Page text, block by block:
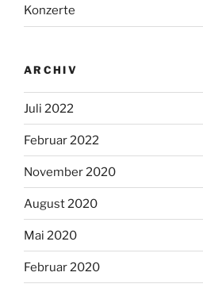
Konzerte
ARCHIV
Juli 2022
Februar 2022
November 2020
August 2020
Mai 2020
Februar 2020